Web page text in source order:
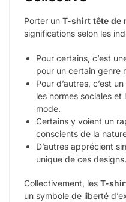
Porter un T-shirt tête de
significations selon les
Pour certains, c’est
pour un certain genre
Pour d’autres, c’est
les normes sociales
mode.
Certains y voient un
conscients de la
D’autres apprécient
unique de ces designs.
Collectivement, les T-
un symbole de liberté